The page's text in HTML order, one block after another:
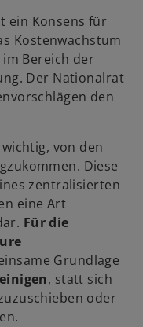
ein Konsens für
Kostenwachstum
Bereich der
Der Nationalrat
den
von den
Diese
zentralisierten
eine Art
Für die
Grundlage
, statt sich
oder